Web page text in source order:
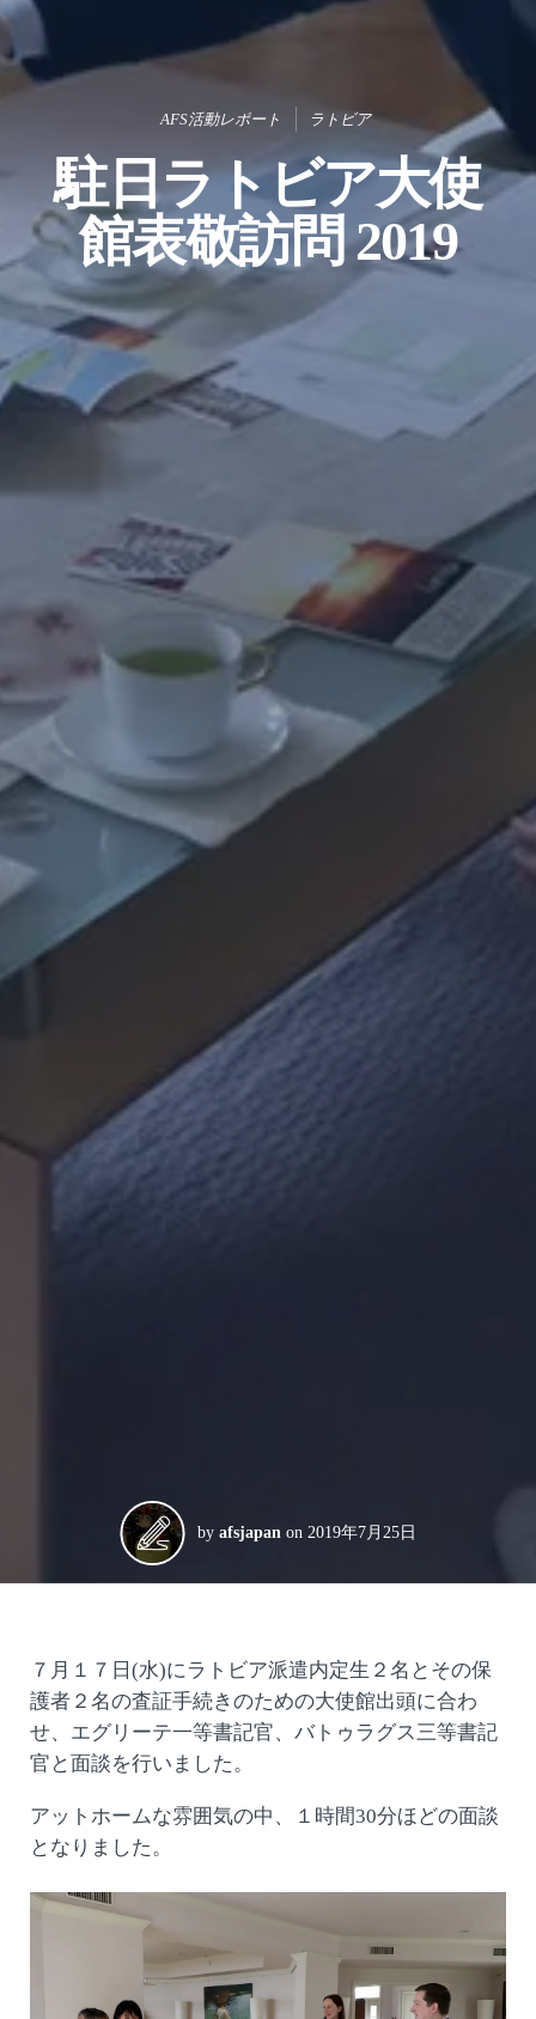
AFS活動レポート ラトビア
駐日ラトビア大使
館表敬訪問 2019
by afsjapan on 2019年7月25日
７月１７日(水)にラトビア派遣内定生２名とその保
護者２名の査証手続きのための大使館出頭に合わ
せ、エグリーテ一等書記官、バトゥラグス三等書記
官と面談を行いました。
アットホームな雰囲気の中、１時間30分ほどの面談
となりました。